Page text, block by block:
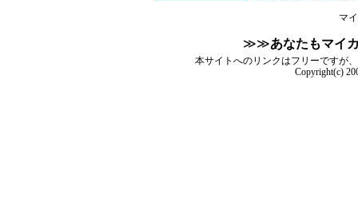
マ
≫≫あなたもマイ
本サイトへのリンクはフリーですが
Copyright(c)